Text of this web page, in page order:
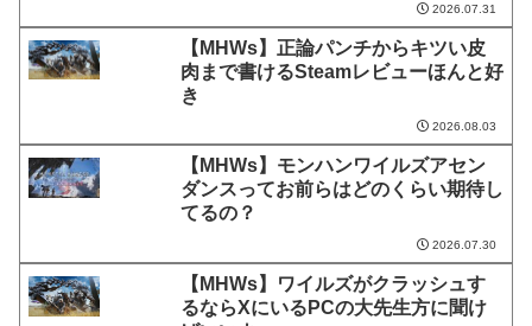
2026.07.31
【MHWs】正論パンチからキツい皮
肉まで書けるSteamレビューほんと好
き
2026.08.03
【MHWs】モンハンワイルズアセン
ダンスってお前らはどのくらい期待し
てるの？
2026.07.30
【MHWs】ワイルズがクラッシュす
るならXにいるPCの大先生方に聞け